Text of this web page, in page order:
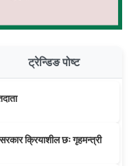
ट्रेन्डिङ पोष्ट
क्रियाशील छः गृहमन्त्री